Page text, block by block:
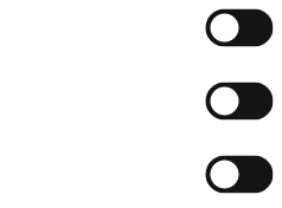
tylko poprawa wyników w
strategia rozwoju
nie ogranicza się do
głębiej, by zapewnić Ci
optymalizacji SEO, UX